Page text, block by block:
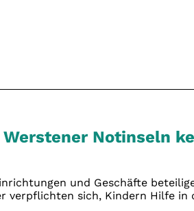
Notinseln
und Geschäfte
verpflichten sich, Kindern Hilfe in